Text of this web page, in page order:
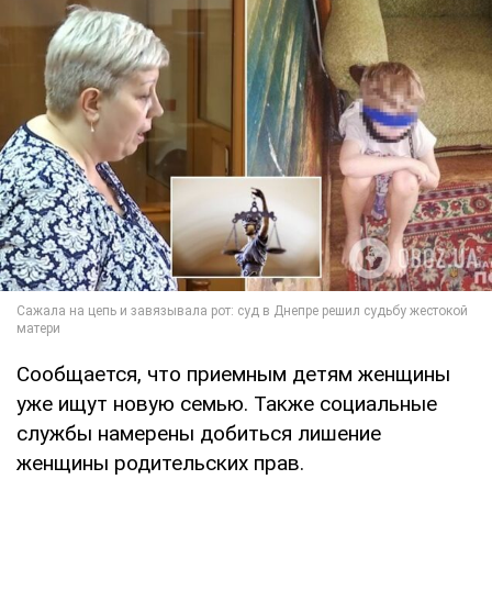
Сообщается, что приемным детям женщины
уже ищут новую семью. Также социальные
службы намерены добиться лишение
женщины родительских прав.